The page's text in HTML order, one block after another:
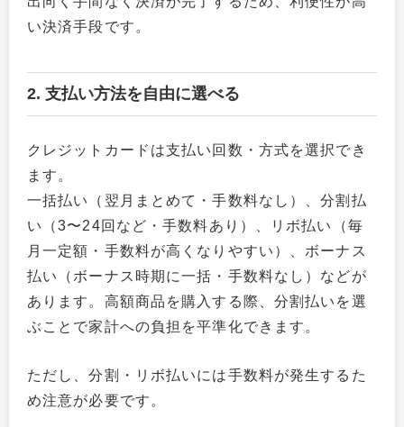
い決済手段です。
2. 支払い方法を自由に選べる
クレジットカードは支払い回数・方式を選択でき
ます。
一括払い（翌月まとめて・手数料なし）、分割払
い（3〜24回など・手数料あり）、リボ払い（毎
月一定額・手数料が高くなりやすい）、ボーナス
払い（ボーナス時期に一括・手数料なし）などが
あります。高額商品を購入する際、分割払いを選
ぶことで家計への負担を平準化できます。
ただし、分割・リボ払いには手数料が発生するた
め注意が必要です。